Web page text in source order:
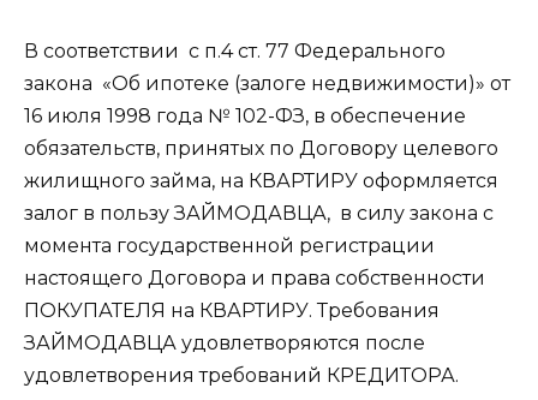
В соответствии с п.4 ст. 77 Федерального
закона «Об ипотеке (залоге недвижимости)» от
16 июля 1998 года № 102-ФЗ, в обеспечение
обязательств, принятых по Договору целевого
жилищного займа, на КВАРТИРУ оформляется
залог в пользу ЗАЙМОДАВЦА, в силу закона с
момента государственной регистрации
настоящего Договора и права собственности
ПОКУПАТЕЛЯ на КВАРТИРУ. Требования
ЗАЙМОДАВЦА удовлетворяются после
удовлетворения требований КРЕДИТОРА.